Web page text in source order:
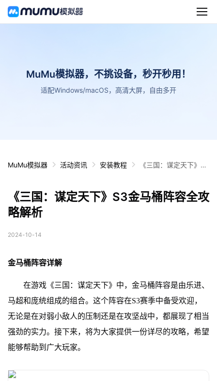
MuMu模拟器，不挑设备，秒开秒用！
适配Windows/macOS，高清大屏，自由多开
MuMu模拟器 活动资讯 安装教程
《三国：谋定天下》S3
《三国：谋定天下》S3金马桶阵容全攻
略解析
2024-10-14
金马桶阵容详解
在游戏《三国：谋定天下》中，金马桶阵容是由乐进、
马超和庞统组成的组合。这个阵容在S3赛季中备受欢迎，
无论是在对弱小敌人的压制还是在攻坚战中，都展现了相当
强劲的实力。接下来，将为大家提供一份详尽的攻略，希望
能够帮助到广大玩家。